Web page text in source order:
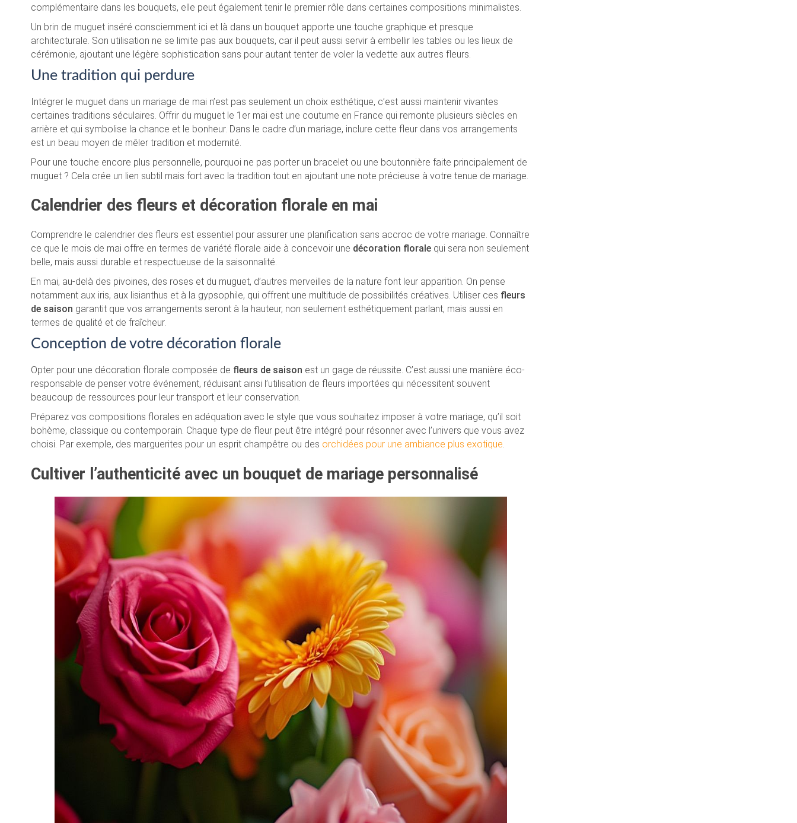
complémentaire dans les bouquets, elle peut également tenir le premier rôle dans certaines compositions minimalistes.
Un brin de muguet inséré consciemment ici et là dans un bouquet apporte une touche graphique et presque
architecturale. Son utilisation ne se limite pas aux bouquets, car il peut aussi servir à embellir les tables ou les lieux de
cérémonie, ajoutant une légère sophistication sans pour autant tenter de voler la vedette aux autres fleurs.
Une tradition qui perdure
Intégrer le muguet dans un mariage de mai n’est pas seulement un choix esthétique, c’est aussi maintenir vivantes
certaines traditions séculaires. Offrir du muguet le 1er mai est une coutume en France qui remonte plusieurs siècles en
arrière et qui symbolise la chance et le bonheur. Dans le cadre d’un mariage, inclure cette fleur dans vos arrangements
est un beau moyen de mêler tradition et modernité.
Pour une touche encore plus personnelle, pourquoi ne pas porter un bracelet ou une boutonnière faite principalement de
muguet ? Cela crée un lien subtil mais fort avec la tradition tout en ajoutant une note précieuse à votre tenue de mariage.
Calendrier des fleurs et décoration florale en mai
Comprendre le calendrier des fleurs est essentiel pour assurer une planification sans accroc de votre mariage. Connaître
ce que le mois de mai offre en termes de variété florale aide à concevoir une décoration florale qui sera non seulement
belle, mais aussi durable et respectueuse de la saisonnalité.
En mai, au-delà des pivoines, des roses et du muguet, d’autres merveilles de la nature font leur apparition. On pense
notamment aux iris, aux lisianthus et à la gypsophile, qui offrent une multitude de possibilités créatives. Utiliser ces fleurs
de saison garantit que vos arrangements seront à la hauteur, non seulement esthétiquement parlant, mais aussi en
termes de qualité et de fraîcheur.
Conception de votre décoration florale
Opter pour une décoration florale composée de fleurs de saison est un gage de réussite. C’est aussi une manière éco-
responsable de penser votre événement, réduisant ainsi l’utilisation de fleurs importées qui nécessitent souvent
beaucoup de ressources pour leur transport et leur conservation.
Préparez vos compositions florales en adéquation avec le style que vous souhaitez imposer à votre mariage, qu’il soit
bohème, classique ou contemporain. Chaque type de fleur peut être intégré pour résonner avec l’univers que vous avez
choisi. Par exemple, des marguerites pour un esprit champêtre ou des orchidées pour une ambiance plus exotique.
Cultiver l’authenticité avec un bouquet de mariage personnalisé